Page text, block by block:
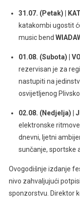
31.07. (Petak) |
katakombi ugostit
music bend
01.08. (Subota) |
rezervisan je za
nastupiti na
osvijetljenog
02.08. (Nedjelja) |
elektronske
dnevni, ljetni
sunčanje, sportske
Ovogodišnje izdanje
nivo zahvaljujući
sponzorstvu. Direktor